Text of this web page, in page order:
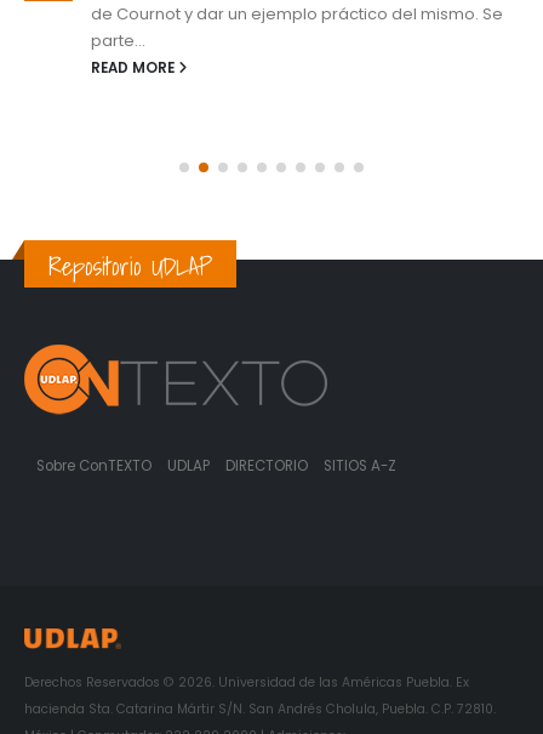
de Cournot y dar un ejemplo práctico del mismo. Se
parte...
READ MORE
Repositorio UDLAP
Sobre ConTEXTO UDLAP DIRECTORIO SITIOS A-Z
Derechos Reservados © 2026. Universidad de las Américas Puebla. Ex
hacienda Sta. Catarina Mártir S/N. San Andrés Cholula, Puebla. C.P. 72810.